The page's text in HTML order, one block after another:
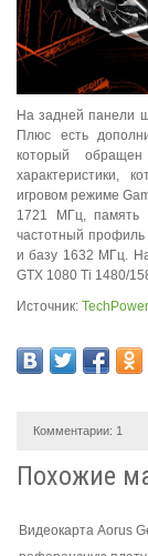
На задней панели
Плюс есть
который
характеристики,
игровом режиме
1721 МГц, память
частотный
и базу 1632 МГц.
GTX 1080 Ti 1480/
Источник:
Комментарии: 1
Похожие
Видеокарта Aorus